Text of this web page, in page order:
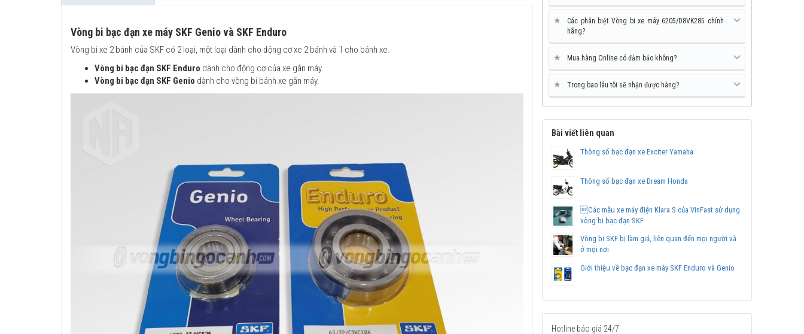
Vòng bi bạc đạn xe máy SKF Genio và SKF Enduro
Vòng bi xe 2 bánh của SKF có 2 loại, một loại dành cho động cơ xe 2 bánh và 1 cho bánh xe.
Vòng bi bạc đạn SKF Enduro dành cho động cơ của xe gắn máy.
Vòng bi bạc đạn SKF Genio dành cho vòng bi bánh xe gắn máy.
★
Các phân biệt Vòng bi xe máy 6205/D8VK285 chính
hãng?
★ Mua hàng Online có đảm bảo không?
★ Trong bao lâu tôi sẽ nhận được hàng?
Bài viết liên quan
Thông số bạc đạn xe Exciter Yamaha
Thông số bạc đạn xe Dream Honda
Các mẫu xe máy điện Klara S của VinFast sử dụng
vòng bi bạc đạn SKF
Vòng bi SKF bị làm giả, liên quan đến mọi người và
ở mọi nơi
Giới thiệu về bạc đạn xe máy SKF Enduro và Genio
Hotline báo giá 24/7